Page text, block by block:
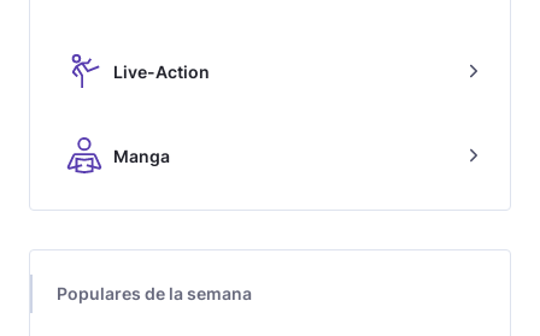
Live-Action
Manga
Populares de la semana